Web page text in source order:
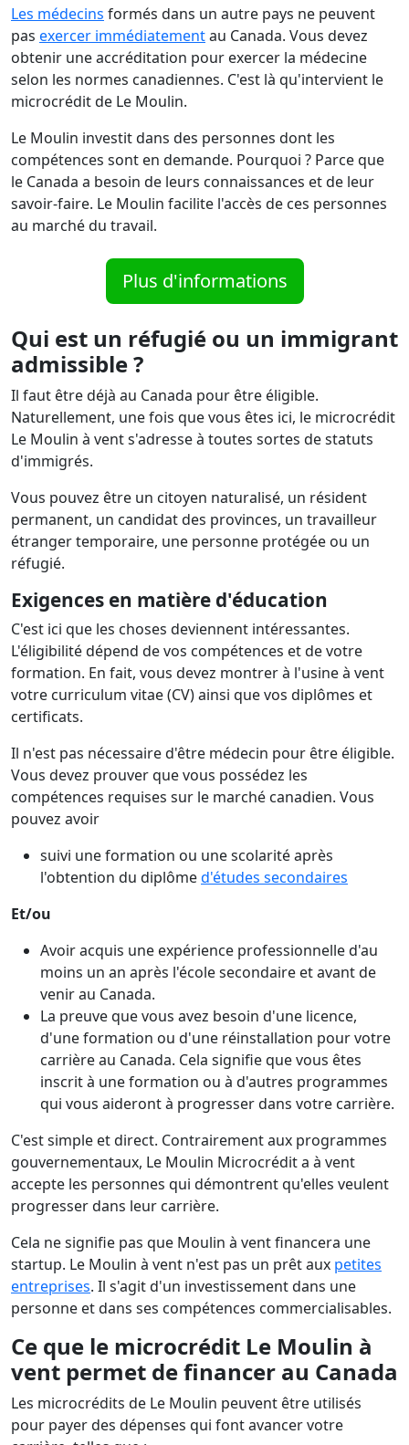
Les médecins formés dans un autre pays ne peuvent
pas exercer immédiatementau Canada. Vous devez
obtenir une accréditation pour exercer la médecine
selon les normes canadiennes. C'est là qu'intervient le
microcrédit de Le Moulin.
Le Moulin investit dans des personnes dont les
compétences sont en demande. Pourquoi ? Parce que
le Canada a besoin de leurs connaissances et de leur
savoir-faire. Le Moulin facilite l'accès de ces personnes
au marché du travail.
Plus d'informations
Qui est un réfugié ou un immigrant
admissible ?
Il faut être déjà au Canada pour être éligible.
Naturellement, une fois que vous êtes ici, le microcrédit
Le Moulin à vent s'adresse à toutes sortes de statuts
d'immigrés.
Vous pouvez être un citoyen naturalisé, un résident
permanent, un candidat des provinces, un travailleur
étranger temporaire, une personne protégée ou un
réfugié.
Exigences en matière d'éducation
C'est ici que les choses deviennent intéressantes.
L'éligibilité dépend de vos compétences et de votre
formation. En fait, vous devez montrer à l'usine à vent
votre curriculum vitae (CV) ainsi que vos diplômes et
certificats.
Il n'est pas nécessaire d'être médecin pour être éligible.
Vous devez prouver que vous possédez les
compétences requises sur le marché canadien. Vous
pouvez avoir
suivi une formation ou une scolarité après
l'obtention du diplômed'études secondaires
Et/ou
Avoir acquis une expérience professionnelle d'au
moins un an après l'école secondaire et avant de
venir au Canada.
La preuve que vous avez besoin d'une licence,
d'une formation ou d'une réinstallation pour votre
carrière au Canada. Cela signifie que vous êtes
inscrit à une formation ou à d'autres programmes
qui vous aideront à progresser dans votre carrière.
C'est simple et direct. Contrairement aux programmes
gouvernementaux, Le Moulin Microcrédit a à vent
accepte les personnes qui démontrent qu'elles veulent
progresser dans leur carrière.
Cela ne signifie pas que Moulin à vent financera une
startup. Le Moulin à vent n'est pas un prêt aux petites
entreprises. Il s'agit d'un investissement dans une
personne et dans ses compétences commercialisables.
Ce que le microcrédit Le Moulin à
vent permet de financer au Canada
Les microcrédits de Le Moulin peuvent être utilisés
pour payer des dépenses qui font avancer votre